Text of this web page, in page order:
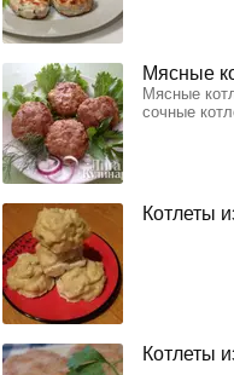
Мясные
Мясные
сочные
Котлеты
Котлеты